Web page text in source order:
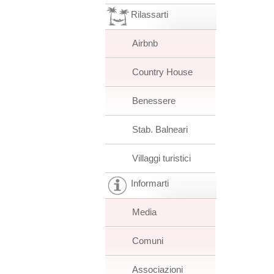
Rilassarti
Airbnb
Country House
Benessere
Stab. Balneari
Villaggi turistici
Informarti
Media
Comuni
Associazioni